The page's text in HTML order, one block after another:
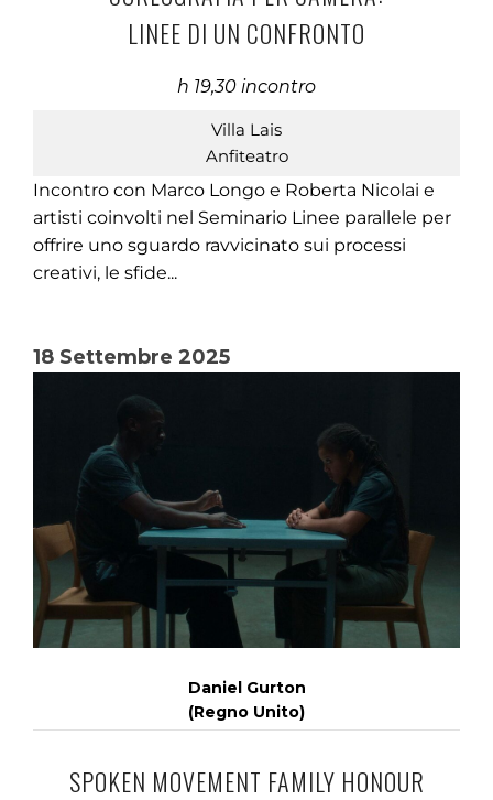
LINEE DI UN CONFRONTO
h 19,30 incontro
Villa Lais
Anfiteatro
Incontro con Marco Longo e Roberta Nicolai e
artisti coinvolti nel Seminario Linee parallele per
offrire uno sguardo ravvicinato sui processi
creativi, le sfide...
18 Settembre 2025
Daniel Gurton
(Regno Unito)
SPOKEN MOVEMENT FAMILY HONOUR